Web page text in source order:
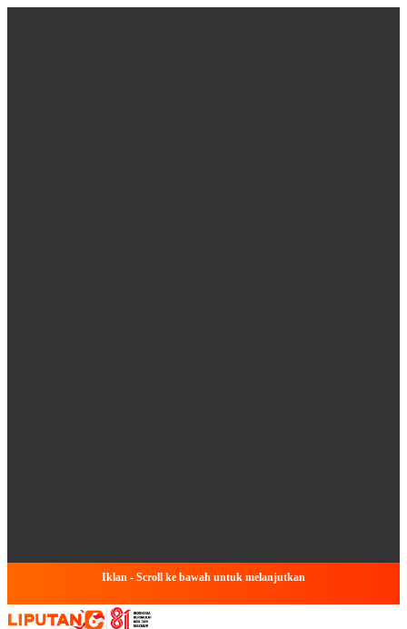
Iklan - Scroll ke bawah untuk melanjutkan